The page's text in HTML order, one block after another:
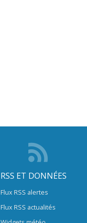
RSS ET DONNÉES
Flux RSS alertes
Flux RSS actualités